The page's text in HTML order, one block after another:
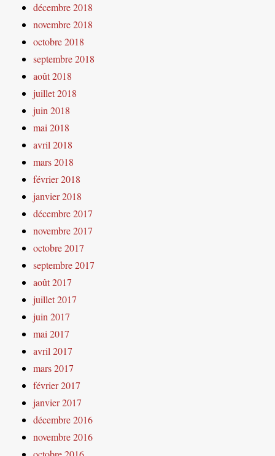
décembre 2018
novembre 2018
octobre 2018
septembre 2018
août 2018
juillet 2018
juin 2018
mai 2018
avril 2018
mars 2018
février 2018
janvier 2018
décembre 2017
novembre 2017
octobre 2017
septembre 2017
août 2017
juillet 2017
juin 2017
mai 2017
avril 2017
mars 2017
février 2017
janvier 2017
décembre 2016
novembre 2016